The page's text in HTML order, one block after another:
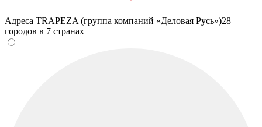
Адреса TRAPEZA (группа компаний «Деловая Русь»)28
городов в 7 странах